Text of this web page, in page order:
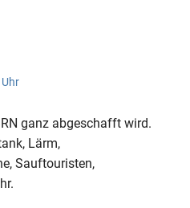
ganz abgeschafft wird.
Lärm,
Sauftouristen,